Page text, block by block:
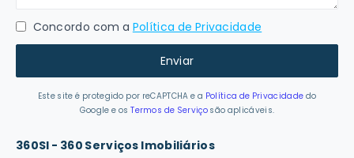
Concordo com a Política de Privacidade
Enviar
Este site é protegido por reCAPTCHA e a Política de Privacidade do
Google e os Termos de Serviçosão aplicáveis.
360SI - 360 Serviços Imobiliários